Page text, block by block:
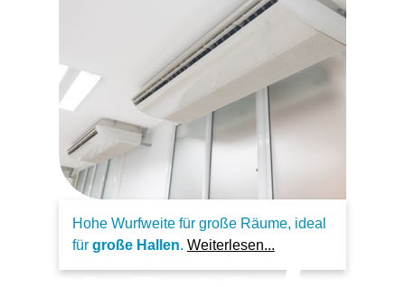
Hohe Wurfweite für große Räume, ideal
für große Hallen. Weiterlesen...